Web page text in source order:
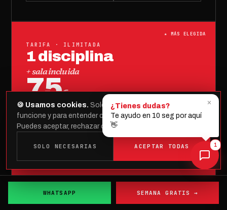
TARIFA · ILIMITADA
1 disciplina
+ sala incluida
75€
Clasesilimitadasde tu disciplina
BJJ oBoxeo/Kick/MMA
Sala musculaciónincluida
🍪 Usamos cookies. Solo las necesarias para que la web
funcione y para entender cómo se usa (Google Analytics).
Puedes aceptar, rechazar o leer más en
SOLO NECESARIAS ACEPTAR TODAS
WHATSAPP SEMANA GRATIS →
×
¿Tienes dudas?
Te ayudo en 10 seg por aquí
👋
1